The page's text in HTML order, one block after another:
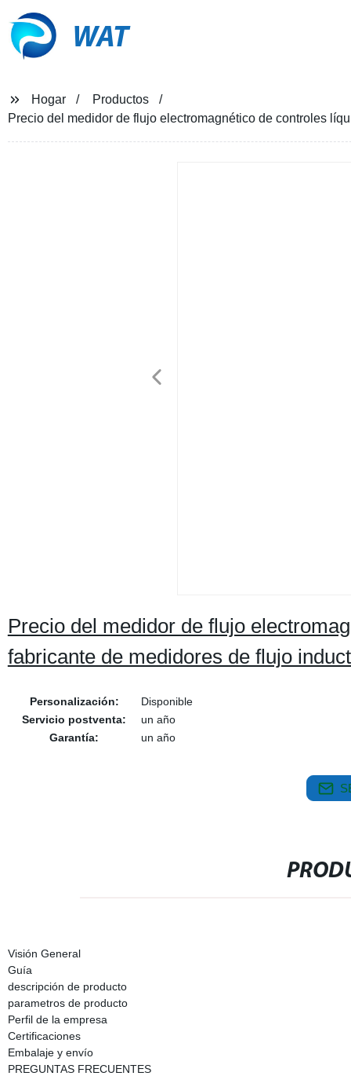
WAT
Hogar
Productos
Precio del medidor de flujo electromagnético de controles
Precio del medidor de flujo
fabricante de medidores de flujo
Personalización:
Disponible
Servicio postventa:
un año
Garantía:
un año
Visión General
Guía
descripción de producto
parametros de producto
Perfil de la empresa
Certificaciones
Embalaje y envío
PREGUNTAS FRECUENTES